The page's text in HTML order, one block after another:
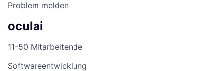
Problem melden
oculai
11-50 Mitarbeitende
Softwareentwicklung